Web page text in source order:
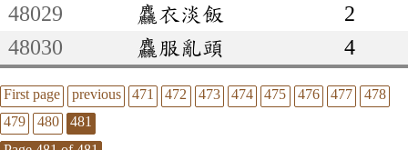
48029
麤衣淡飯
2
48030
麤服亂頭 4
First page previous 471 472 473 474 475 476 477
478
479
480
481